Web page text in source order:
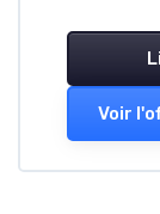
Voir